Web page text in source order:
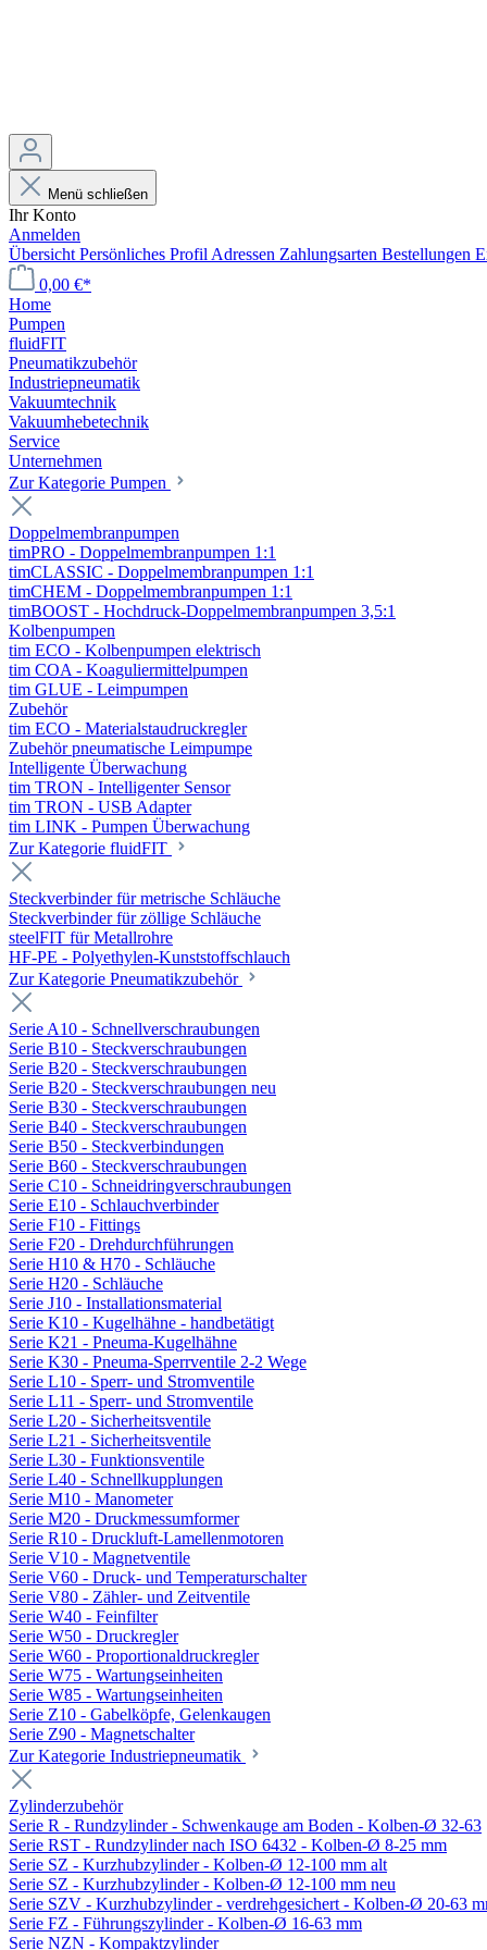
Menü schließen
Ihr Konto
Anmelden
Übersicht Persönliches Profil Adressen Zahlungsarten Bestellungen
0,00 €*
Home
Pumpen
fluidFIT
Pneumatikzubehör
Industriepneumatik
Vakuumtechnik
Vakuumhebetechnik
Service
Unternehmen
Zur Kategorie Pumpen
Doppelmembranpumpen
timPRO - Doppelmembranpumpen 1:1
timCLASSIC - Doppelmembranpumpen 1:1
timCHEM - Doppelmembranpumpen 1:1
timBOOST - Hochdruck-Doppelmembranpumpen 3,5:1
Kolbenpumpen
tim ECO - Kolbenpumpen elektrisch
tim COA - Koaguliermittelpumpen
tim GLUE - Leimpumpen
Zubehör
tim ECO - Materialstaudruckregler
Zubehör pneumatische Leimpumpe
Intelligente Überwachung
tim TRON - Intelligenter Sensor
tim TRON - USB Adapter
tim LINK - Pumpen Überwachung
Zur Kategorie fluidFIT
Steckverbinder für metrische Schläuche
Steckverbinder für zöllige Schläuche
steelFIT für Metallrohre
HF-PE - Polyethylen-Kunststoffschlauch
Zur Kategorie Pneumatikzubehör
Serie A10 - Schnellverschraubungen
Serie B10 - Steckverschraubungen
Serie B20 - Steckverschraubungen
Serie B20 - Steckverschraubungen neu
Serie B30 - Steckverschraubungen
Serie B40 - Steckverschraubungen
Serie B50 - Steckverbindungen
Serie B60 - Steckverschraubungen
Serie C10 - Schneidringverschraubungen
Serie E10 - Schlauchverbinder
Serie F10 - Fittings
Serie F20 - Drehdurchführungen
Serie H10 & H70 - Schläuche
Serie H20 - Schläuche
Serie J10 - Installationsmaterial
Serie K10 - Kugelhähne - handbetätigt
Serie K21 - Pneuma-Kugelhähne
Serie K30 - Pneuma-Sperrventile 2-2 Wege
Serie L10 - Sperr- und Stromventile
Serie L11 - Sperr- und Stromventile
Serie L20 - Sicherheitsventile
Serie L21 - Sicherheitsventile
Serie L30 - Funktionsventile
Serie L40 - Schnellkupplungen
Serie M10 - Manometer
Serie M20 - Druckmessumformer
Serie R10 - Druckluft-Lamellenmotoren
Serie V10 - Magnetventile
Serie V60 - Druck- und Temperaturschalter
Serie V80 - Zähler- und Zeitventile
Serie W40 - Feinfilter
Serie W50 - Druckregler
Serie W60 - Proportionaldruckregler
Serie W75 - Wartungseinheiten
Serie W85 - Wartungseinheiten
Serie Z10 - Gabelköpfe, Gelenkaugen
Serie Z90 - Magnetschalter
Zur Kategorie Industriepneumatik
Zylinderzubehör
Serie R - Rundzylinder - Schwenkauge am Boden - Kolben-Ø 32-63
Serie RST - Rundzylinder nach ISO 6432 - Kolben-Ø 8-25 mm
Serie SZ - Kurzhubzylinder - Kolben-Ø 12-100 mm alt
Serie SZ - Kurzhubzylinder - Kolben-Ø 12-100 mm neu
Serie SZV - Kurzhubzylinder - verdrehgesichert - Kolben-Ø 20-63
Serie FZ - Führungszylinder - Kolben-Ø 16-63 mm
Serie NZN - Kompaktzylinder